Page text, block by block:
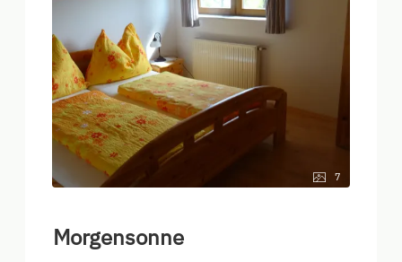
7
Morgensonne